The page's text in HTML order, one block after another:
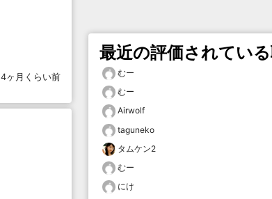
4ヶ月くらい前
最近の評価されてい
むー
むー
Airwolf
taguneko
タムケン2
むー
にけ